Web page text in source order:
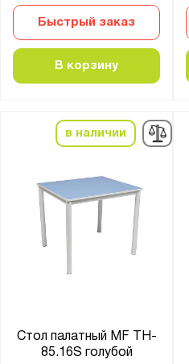
Быстрый заказ
В корзину
в наличии
Стол палатный MF TH-
85.16S голубой
Материал:
Страна производства:
Производитель:
Промет
Серия: